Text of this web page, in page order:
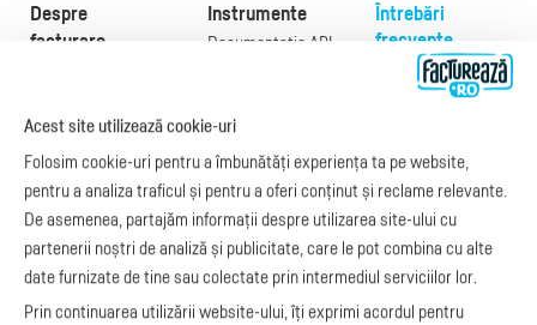
Despre
facturare
Exemple de facturi
Model factură
Manual de
facturare
Legislaţie facturi
Facturare online
blog.factureaza.ro
Instrumente
Documentație API
e-Factura B2C
API e-Factura
e-Transport
Integrare Stripe
Integrare
SmartFintech
Integrare PrestaShop
Întrebări
frecvente
Despre noi
Acest site utilizează cookie-uri
Folosim cookie-uri pentru a îmbunătăți experiența ta pe website,
pentru a analiza traficul și pentru a oferi conținut și reclame relevante.
De asemenea, partajăm informații despre utilizarea site-ului cu
partenerii noștri de analiză și publicitate, care le pot combina cu alte
date furnizate de tine sau colectate prin intermediul serviciilor lor.
Prin continuarea utilizării website-ului, îți exprimi acordul pentru